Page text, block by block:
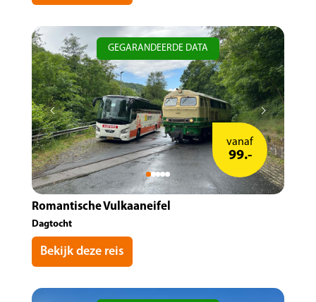
GEGARANDEERDE DATA
vanaf
99.-
Romantische Vulkaaneifel
Dagtocht
Bekijk deze reis